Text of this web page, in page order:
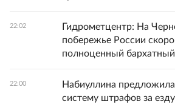
22:02
Гидрометцентр: На
побережье России
полноценный бархатный
22:00
Набиуллина предложила
систему штрафов за